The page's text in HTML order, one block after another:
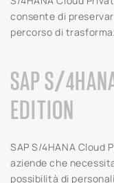
consente di
percorso di
SAP S/
EDITION
SAP S/4HANA Cloud
aziende che
possibilità di